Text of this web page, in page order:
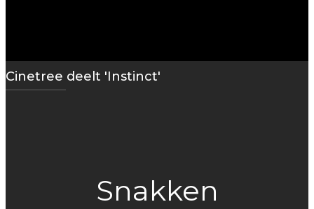
Cinetree deelt 'Instinct'
Snakken